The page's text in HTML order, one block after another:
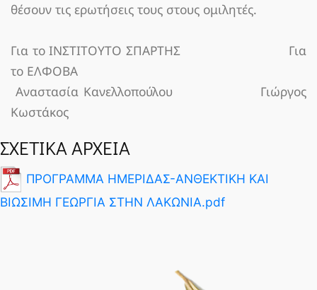
θέσουν τις ερωτήσεις τους στους ομιλητές.
Για το ΙΝΣΤΙΤΟΥΤΟ ΣΠΑΡΤΗΣ Για
το ΕΛΦΟΒΑ
Αναστασία Κανελλοπούλου Γιώργος
Κωστάκος
ΣΧΕΤΙΚΑ ΑΡΧΕΙΑ
ΠΡΟΓΡΑΜΜΑ ΗΜΕΡΙΔΑΣ-ΑΝΘΕΚΤΙΚΗ ΚΑΙ
ΒΙΩΣΙΜΗ ΓΕΩΡΓΙΑ ΣΤΗΝ ΛΑΚΩΝΙΑ.pdf